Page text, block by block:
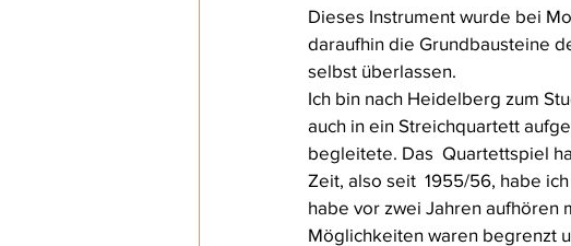
Dieses Instrument wurde bei
daraufhin die Grundbausteine
selbst überlassen.
Ich bin nach Heidelberg zum
auch in ein Streichquartett
begleitete. Das  Quartettspiel
Zeit, also seit  1955/56, habe
habe vor zwei Jahren aufhören
Möglichkeiten waren begrenzt